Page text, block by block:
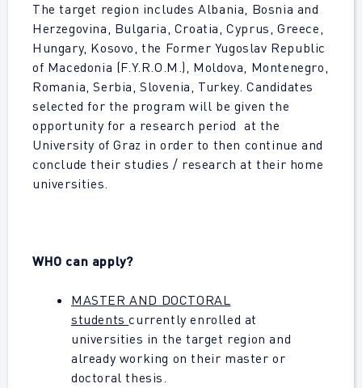
The target region includes Albania, Bosnia and
Herzegovina, Bulgaria, Croatia, Cyprus, Greece,
Hungary, Kosovo, the Former Yugoslav Republic
of Macedonia (F.Y.R.O.M.), Moldova, Montenegro,
Romania, Serbia, Slovenia, Turkey. Candidates
selected for the program will be given the
opportunity for a research period at the
University of Graz in order to then continue and
conclude their studies / research at their home
universities.
WHO can apply?
MASTER AND DOCTORAL
studentscurrently enrolled at
universities in the target region and
already working on their master or
doctoral thesis.